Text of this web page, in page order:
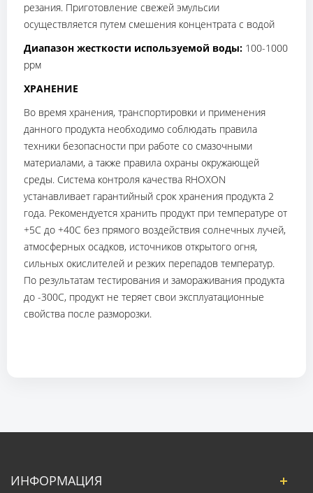
резания. Приготовление свежей эмульсии
осуществляется путем смешения концентрата с водой
Диапазон жесткости используемой воды: 100-1000
ррм
ХРАНЕНИЕ
Во время хранения, транспортировки и применения
данного продукта необходимо соблюдать правила
техники безопасности при работе со смазочными
материалами, а также правила охраны окружающей
среды. Система контроля качества RHOXON
устанавливает гарантийный срок хранения продукта 2
года. Рекомендуется хранить продукт при температуре от
+5С до +40С без прямого воздействия солнечных лучей,
атмосферных осадков, источников открытого огня,
сильных окислителей и резких перепадов температур.
По результатам тестирования и замораживания продукта
до -300С, продукт не теряет свои эксплуатационные
свойства после разморозки.
ИНФОРМАЦИЯ